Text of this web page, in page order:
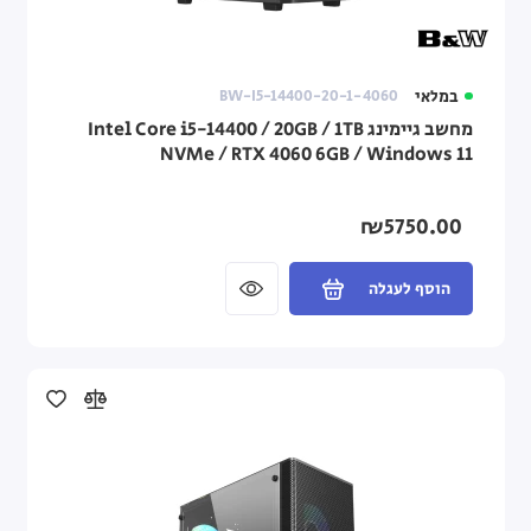
במלאי BW-I5-14400-20-1-4060
מחשב גיימינג Intel Core i5-14400 / 20GB / 1TB
NVMe / RTX 4060 6GB / Windows 11
₪5750.00
הוסף לעגלה